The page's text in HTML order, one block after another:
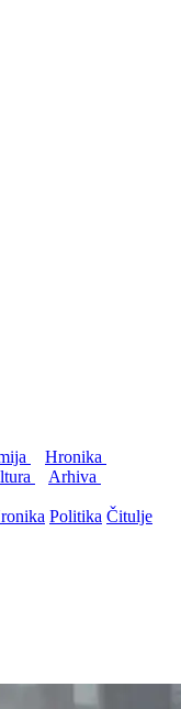
Hronika
Arhiva
Politika Čitulje